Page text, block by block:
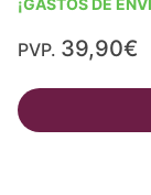
PVP. 39,90€